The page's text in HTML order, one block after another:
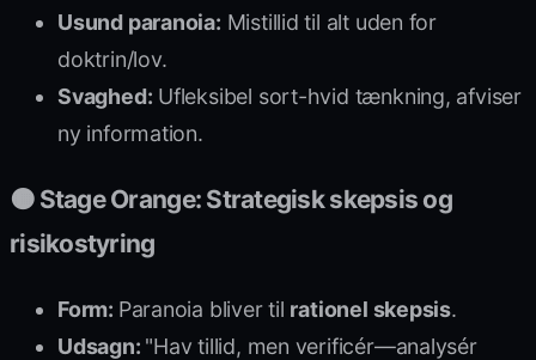
Usund paranoia: Mistillid til alt uden for
doktrin/lov.
Svaghed: Uflek­sibel sort-hvid tænkning, afviser
ny information.
🟠 Stage Orange: Strategisk skepsis og
risikostyring
Form: Paranoia bliver til rationel skepsis.
Udsagn: "Hav tillid, men verificér—analysér